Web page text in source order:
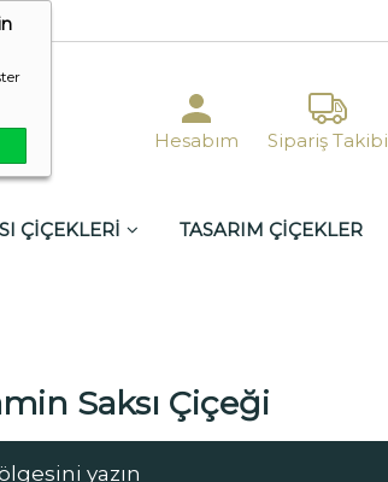
Hesabım Sipariş Takibi
ÇİÇEKLERİ TASARIM ÇİÇEKLER
Saksı Çiçeği